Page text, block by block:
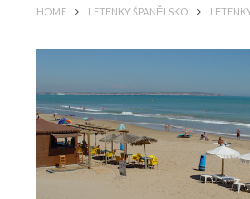
HOME LETENKY ŠPANĚLSKO